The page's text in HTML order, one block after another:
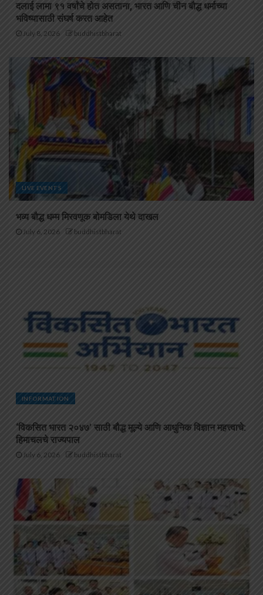
दलाई लामा ९१ वर्षांचे होत असताना, भारत आणि चीन बौद्ध धर्माच्या
भविष्यासाठी संघर्ष करत आहेत
July 8, 2026 buddhistbharat
LIVE EVENTS
भव्य बौद्ध धम्म मिरवणूक बोमडिला येथे दाखल
July 6, 2026 buddhistbharat
INFORMATION
‘विकसित भारत २०४७’ साठी बौद्ध मूल्ये आणि आधुनिक विज्ञान महत्त्वाचे:
हिमाचलचे राज्यपाल
July 6, 2026 buddhistbharat